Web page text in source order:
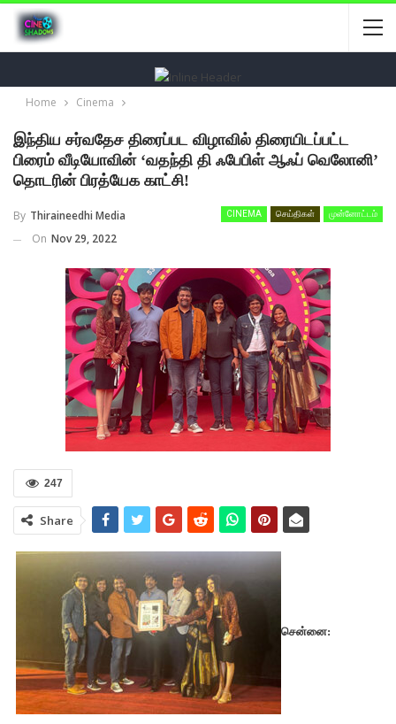
Home Cinema
இந்திய சர்வதேச திரைப்பட விழாவில் திரையிடப்பட்ட
பிரைம் வீடியோவின் ‘வதந்தி தி ஃபேபிள் ஆஃப் வெலோனி’
தொடரின் பிரத்யேக காட்சி!
CINEMA செய்திகள் முன்னோட்டம்
By Thiraineedhi Media
On Nov 29, 2022
247
Share
சென்னை: